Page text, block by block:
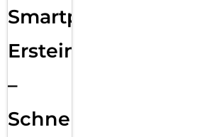
Smartphone
Ersteinrichtung
–
Schnelle